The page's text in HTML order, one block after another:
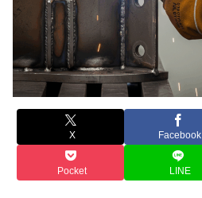
X Facebook
Pocket LINE